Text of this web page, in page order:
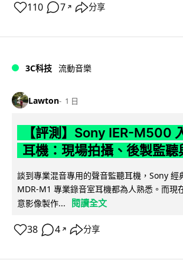
110 7 ↗ 分享
3C科技 流動音樂
Lawton 1 日
【評測】Sony IER-M500
耳機：現場拍攝、後製監聽
談到專業混音專用的聲音監聽耳機，Sony 經
MDR-M1 專業錄音室耳機都為人熟悉。而現
意影像製作...
閱讀全文
38 4 ↗ 分享